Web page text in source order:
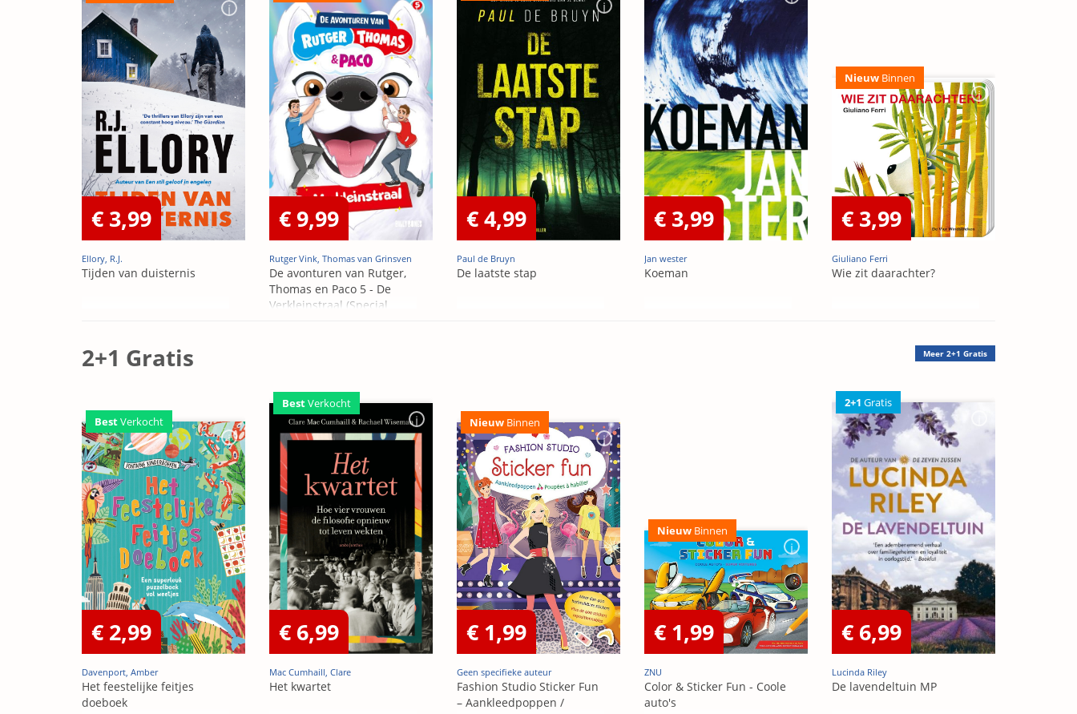
€ 3,99
Ellory, R.J.
Tijden van duisternis
€ 9,99
Rutger Vink, Thomas van Grinsven
De avonturen van Rutger,
Thomas en Paco 5 - De
Verkleinstraal (Special
€ 4,99
Paul de Bruyn
De laatste stap
€ 3,99
Jan wester
Koeman
Nieuw Binnen
€ 3,99
Giuliano Ferri
Wie zit daarachter?
2+1 Gratis Meer 2+1 Gratis
BestVerkocht
€ 2,99
Davenport, Amber
Het feestelijke feitjes
doeboek
BestVerkocht
€ 6,99
Mac Cumhaill, Clare
Het kwartet
Nieuw Binnen
€ 1,99
Geen specifieke auteur
Fashion Studio Sticker Fun
– Aankleedpoppen /
Nieuw Binnen
€ 1,99
ZNU
Color & Sticker Fun - Coole
auto's
2+1 Gratis
€ 6,99
Lucinda Riley
De lavendeltuin MP